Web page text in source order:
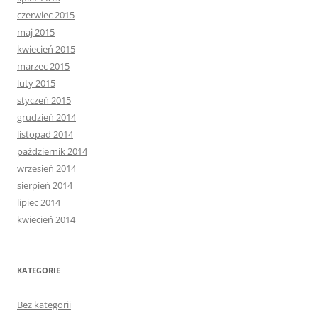
czerwiec 2015
maj 2015
kwiecień 2015
marzec 2015
luty 2015
styczeń 2015
grudzień 2014
listopad 2014
październik 2014
wrzesień 2014
sierpień 2014
lipiec 2014
kwiecień 2014
KATEGORIE
Bez kategorii